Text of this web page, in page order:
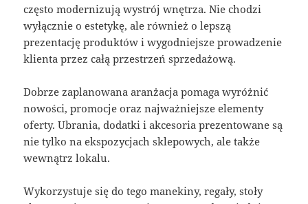
często modernizują wystrój wnętrza. Nie chodzi
wyłącznie o estetykę, ale również o lepszą
prezentację produktów i wygodniejsze prowadzenie
klienta przez całą przestrzeń sprzedażową.
Dobrze zaplanowana aranżacja pomaga wyróżnić
nowości, promocje oraz najważniejsze elementy
oferty. Ubrania, dodatki i akcesoria prezentowane są
nie tylko na ekspozycjach sklepowych, ale także
wewnątrz lokalu.
Wykorzystuje się do tego manekiny, regały, stoły